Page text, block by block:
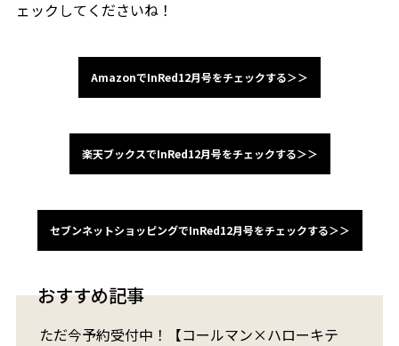
ェックしてくださいね！
AmazonでInRed12月号をチェックする＞＞
楽天ブックスでInRed12月号をチェックする＞＞
セブンネットショッピングでInRed12月号をチェックする＞＞
おすすめ記事
ただ今予約受付中！【コールマン×ハローキテ